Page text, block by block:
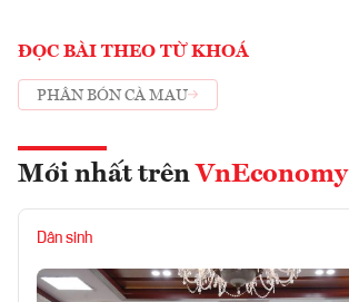
ĐỌC BÀI THEO TỪ KHOÁ
PHÂN BÓN CÀ MAU
Mới nhất trên VnEconomy
Dân sinh